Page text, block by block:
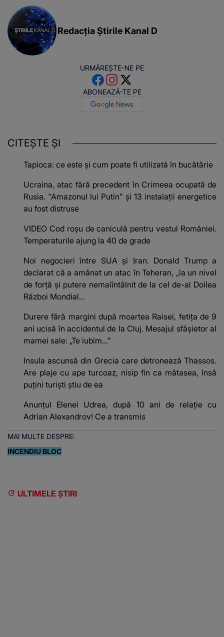
Redacția Știrile Kanal D
URMĂREȘTE-NE PE
ABONEAZĂ-TE PE
CITEȘTE ȘI
Tapioca: ce este și cum poate fi utilizată în bucătărie
Ucraina, atac fără precedent în Crimeea ocupată de
Rusia. "Amazonul lui Putin" și 13 instalații energetice
au fost distruse
VIDEO Cod roșu de caniculă pentru vestul României.
Temperaturile ajung la 40 de grade
Noi negocieri între SUA și Iran. Donald Trump a
declarat că a amânat un atac în Teheran, „la un nivel
de forţă şi putere nemaiîntâlnit de la cel de-al Doilea
Război Mondial...
Durere fără margini după moartea Raisei, fetița de 9
ani ucisă în accidentul de la Cluj. Mesajul sfâșietor al
mamei sale: „Te iubim…”
Insula ascunsă din Grecia care detronează Thassos.
Are plaje cu ape turcoaz, nisip fin ca mătasea, însă
puțini turiști știu de ea
Anunțul Elenei Udrea, după 10 ani de relație cu
Adrian Alexandrov! Ce a transmis
MAI MULTE DESPRE:
INCENDIU BLOC
ULTIMELE ȘTIRI